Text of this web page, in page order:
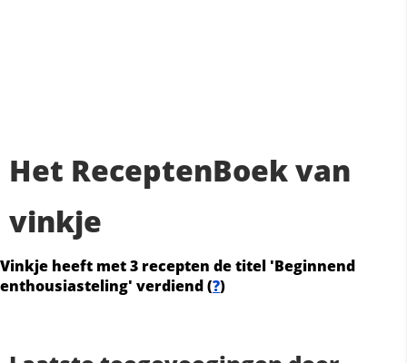
Het ReceptenBoek van
vinkje
Vinkje heeft met 3 recepten de titel 'Beginnend
enthousiasteling' verdiend (?)